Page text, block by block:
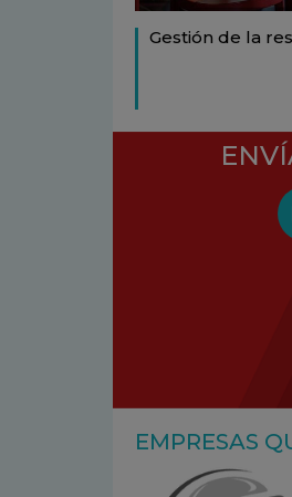
Gestión de la
EMPRESAS